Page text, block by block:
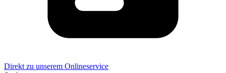
Direkt zu unserem Onlineservice